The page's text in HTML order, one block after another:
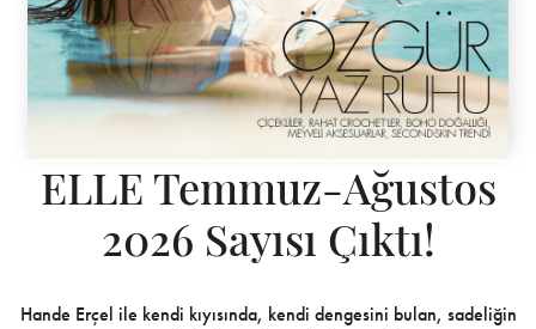
ELLE Temmuz-Ağustos
2026 Sayısı Çıktı!
Hande Erçel ile kendi kıyısında, kendi dengesini bulan, sadeliğin